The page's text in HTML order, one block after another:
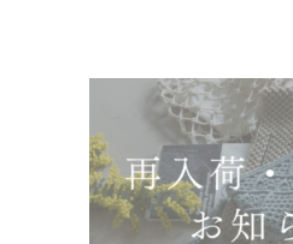
メルヘンアート南船場リニュ
2026.07.01
ニュースレター『
2026.06.19